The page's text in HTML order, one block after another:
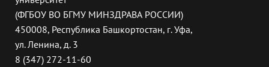
(ФГБОУ ВО БГМУ МИНЗДРАВА РОССИИ)
450008, Республика Башкортостан, г. Уфа,
ул. Ленина, д. 3
8 (347) 272-11-60